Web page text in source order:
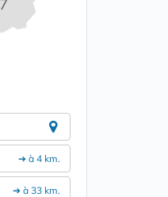
➔ à 4 km.
➔ à 33 km.